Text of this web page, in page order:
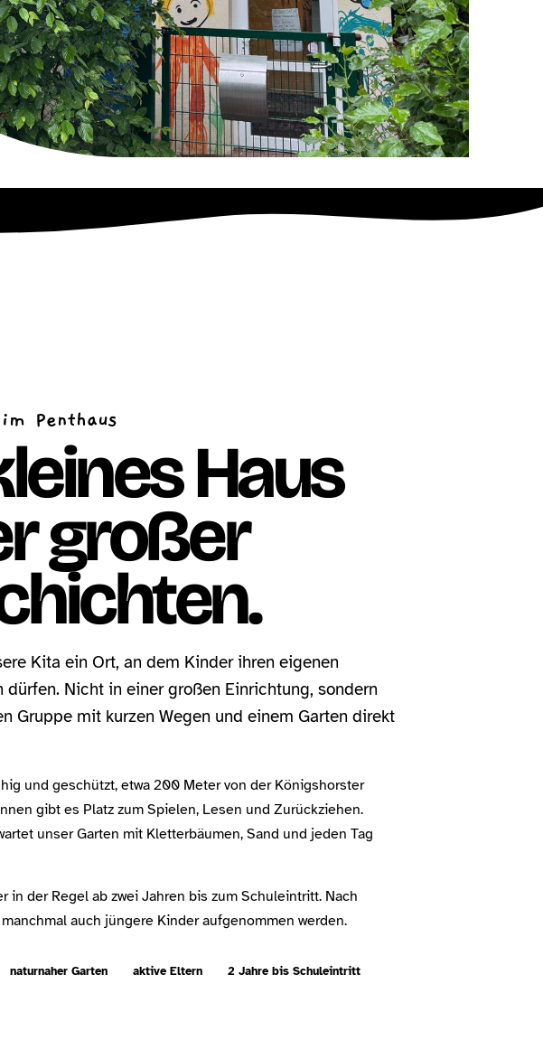
Penthaus
Haus
großer
Kita ein Ort, an dem Kinder ihren eigenen
dürfen. Nicht in einer großen Einrichtung, sondern
Gruppe mit kurzen Wegen und einem Garten direkt
und geschützt, etwa 200 Meter von der Königshorster
gibt es Platz zum Spielen, Lesen und Zurückziehen.
unser Garten mit Kletterbäumen, Sand und jeden Tag
in der Regel ab zwei Jahren bis zum Schuleintritt. Nach
auch jüngere Kinder aufgenommen werden.
naturnaher Garten aktive Eltern 2 Jahre bis Schuleintritt